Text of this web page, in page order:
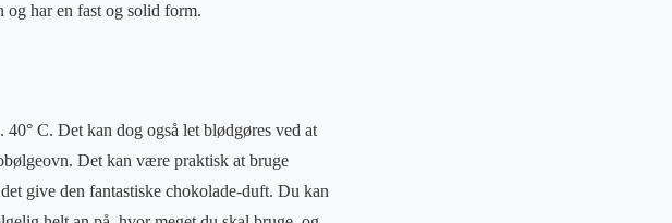
og har en fast og solid form.
C. Det kan dog også let blødgøres ved at
Det kan være praktisk at bruge
give den fantastiske chokolade-duft. Du kan